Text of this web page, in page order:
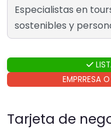
Especialistas en
sostenibles y
EMPRRESA
Tarjeta de